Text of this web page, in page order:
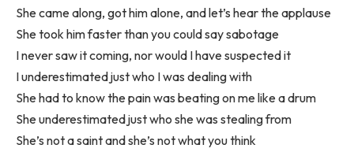
She came along, got him alone, and let’s hear the applause
She took him faster than you could say sabotage
I never saw it coming, nor would I have suspected it
I underestimated just who I was dealing with
She had to know the pain was beating on me like a drum
She underestimated just who she was stealing from
She’s not a saint and she’s not what you think